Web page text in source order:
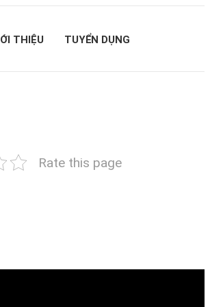
THIỆU TUYỂN DỤNG
Rate this page